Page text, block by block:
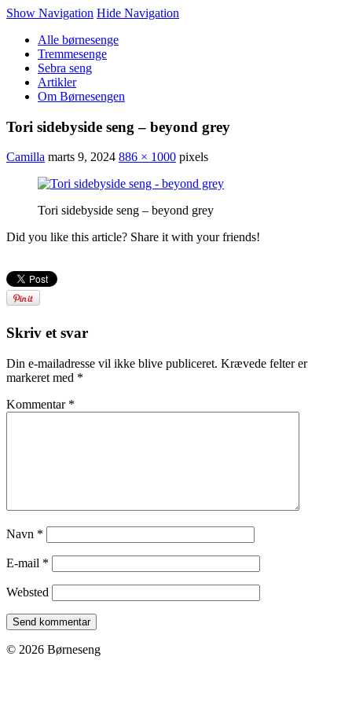
Show Navigation Hide Navigation
Alle børnesenge
Tremmesenge
Sebra seng
Artikler
Om Børnesengen
Tori sidebyside seng – beyond grey
Camilla marts 9, 2024 886 × 1000 pixels
Tori sidebyside seng – beyond grey
Did you like this article? Share it with your friends!
Skriv et svar
Din e-mailadresse vil ikke blive publiceret. Krævede felter er
markeret med *
Kommentar *
Navn *
E-mail *
Websted
© 2026 Børneseng